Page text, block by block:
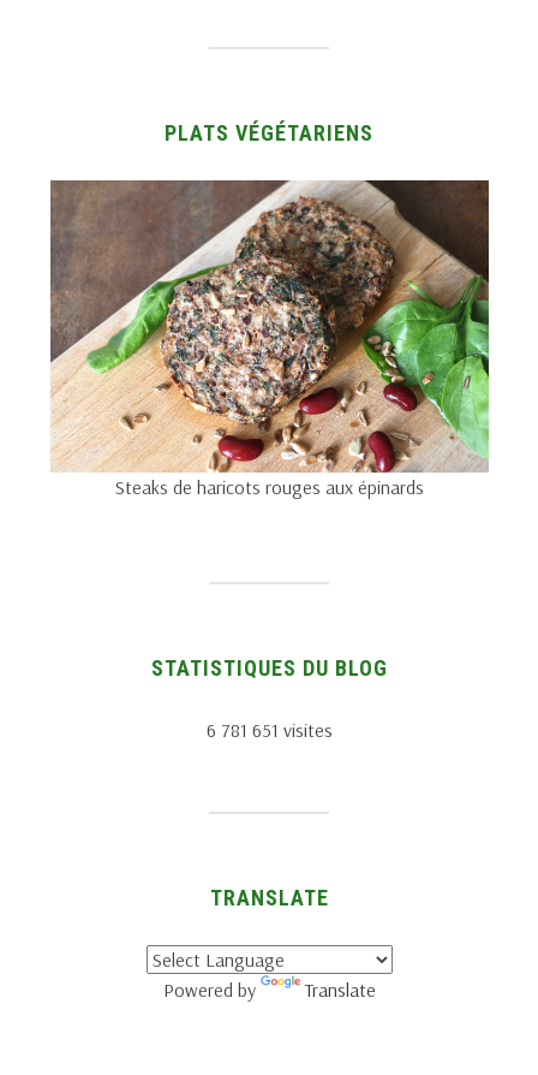
PLATS VÉGÉTARIENS
Steaks de haricots rouges aux épinards
STATISTIQUES DU BLOG
6 781 651 visites
TRANSLATE
Powered by Translate